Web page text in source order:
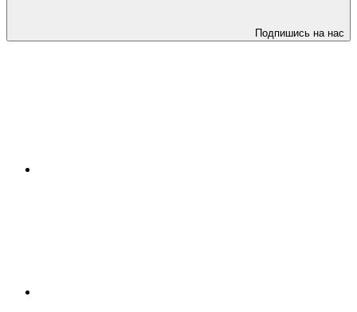
Подпишись на нас